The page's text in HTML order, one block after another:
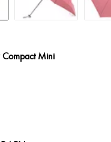
Compact Mini